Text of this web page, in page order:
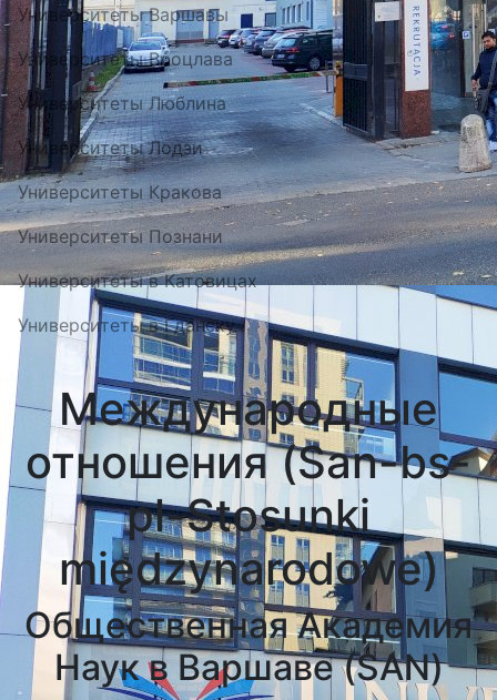
Университеты Варшавы
Университеты Вроцлава
Университеты Люблина
Университеты Лодзи
Университеты Кракова
Университеты Познани
Университеты в Катовицах
Университеты в Гданску
Международные
отношения (San-bs-
pl-Stosunki
międzynarodowe)
Общественная Академия
Наук в Варшаве (SAN)